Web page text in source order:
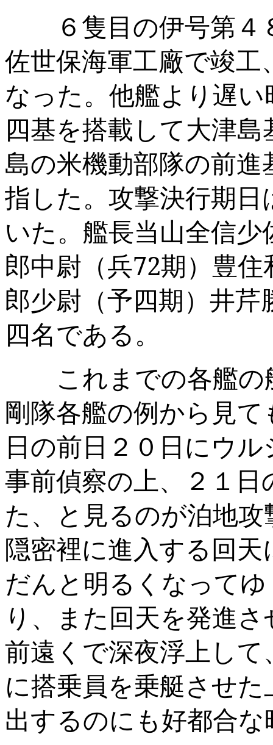
６隻目の伊号第４
佐世保海軍工廠で竣
なった。他艦より遅
四基を搭載して大津
島の米機動部隊の前
指した。攻撃決行期
いた。艦長当山全信
郎中尉（兵72期）豊住
郎少尉（予四期）井
四名である。
これまでの各艦の
剛隊各艦の例から見
日の前日２０日にウ
事前偵察の上、２１
た、と見るのが泊地
隠密裡に進入する回
だんと明るくなって
り、また回天を発進
前遠くで深夜浮上し
に搭乗員を乗艇させ
出するのにも好都合